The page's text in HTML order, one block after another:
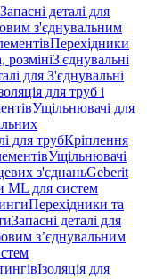
Запасні деталі для
з'єднувальним
Перехідники
розмініЗ'єднувальні
для З'єднувальні
для труб і
Ущільнювачі для
для трубКріплення
Ущільнювачі
з'єднаньGeberit
ML для систем
Перехідники та
Запасні деталі для
з’єднувальним
Ізоляція для